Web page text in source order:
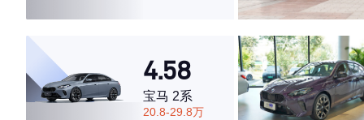
4.58
宝马 2系
20.8-29.8万